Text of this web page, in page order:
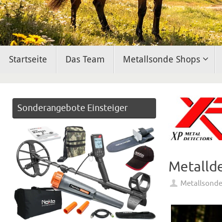
InhaltStartseite Das Team Metallsonde Shops
Sonderangebote Einsteiger